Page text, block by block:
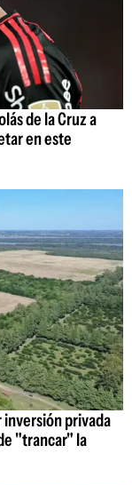
de la Cruz a
en este
privada
"trancar" la